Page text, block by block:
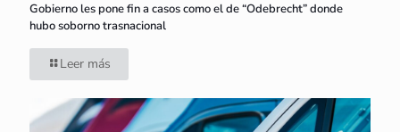
Gobierno les pone fin a casos como el de “Odebrecht” donde
hubo soborno trasnacional
Leer más